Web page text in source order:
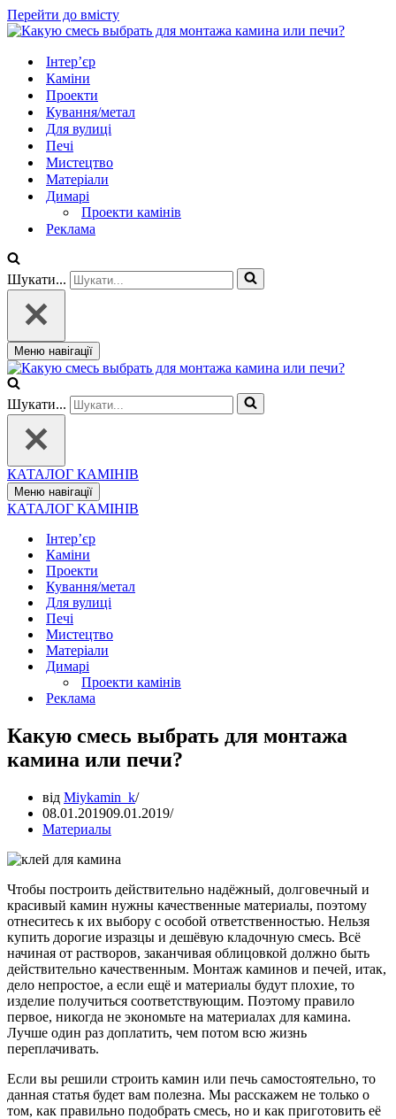
Перейти до вмісту
Інтер’єр
Каміни
Проекти
Кування/метал
Для вулиці
Печі
Мистецтво
Матеріали
Димарі
Проекти камінів
Реклама
Шукати...
Меню навігації
Шукати...
КАТАЛОГ КАМІНІВ
Меню навігації
КАТАЛОГ КАМІНІВ
Інтер’єр
Каміни
Проекти
Кування/метал
Для вулиці
Печі
Мистецтво
Матеріали
Димарі
Проекти камінів
Реклама
Какую смесь выбрать для монтажа
камина или печи?
від Miykamin_k
08.01.201909.01.2019
Материалы
Чтобы построить действительно надёжный, долговечный и
красивый камин нужны качественные материалы, поэтому
отнеситесь к их выбору с особой ответственностью. Нельзя
купить дорогие изразцы и дешёвую кладочную смесь. Всё
начиная от растворов, заканчивая облицовкой должно быть
действительно качественным. Монтаж каминов и печей, итак,
дело непростое, а если ещё и материалы будут плохие, то
изделие получиться соответствующим. Поэтому правило
первое, никогда не экономьте на материалах для камина.
Лучше один раз доплатить, чем потом всю жизнь
переплачивать.
Если вы решили строить камин или печь самостоятельно, то
данная статья будет вам полезна. Мы расскажем не только о
том, как правильно подобрать смесь, но и как приготовить её